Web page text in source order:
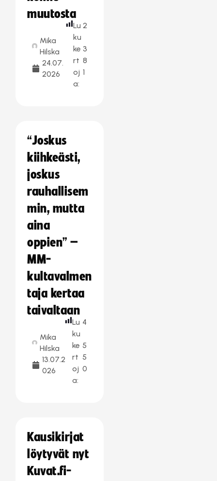
muutosta
Mika
Hilska
24.07.
2026
Lu
ku
ke
rt
oj
a:
2
3
8
1
“Joskus
kiihkeästi,
joskus
rauhallisem
min, mutta
aina
oppien” –
MM-
kultavalmen
taja kertaa
taivaltaan
Mika
Hilska
13.07.2
026
Lu
ku
ke
rt
oj
a:
4
5
5
0
Kausikirjat
löytyvät nyt
Kuvat.fi-